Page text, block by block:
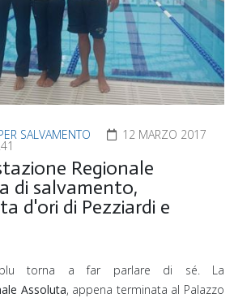
SALVAMENTO 12 MARZO 2017
Regionale
di salvamento,
d'ori di Pezziardi e
torna a far parlare di sé. La
Assoluta, appena terminata al Palazzo